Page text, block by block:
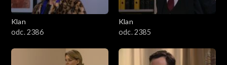
2001–2100
1901–2000
Klan
odc. 2386
Klan
odc. 2385